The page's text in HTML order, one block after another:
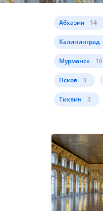
Абхазия 14
Калининград
Мурманск 16
Псков 3
Тихвин 3